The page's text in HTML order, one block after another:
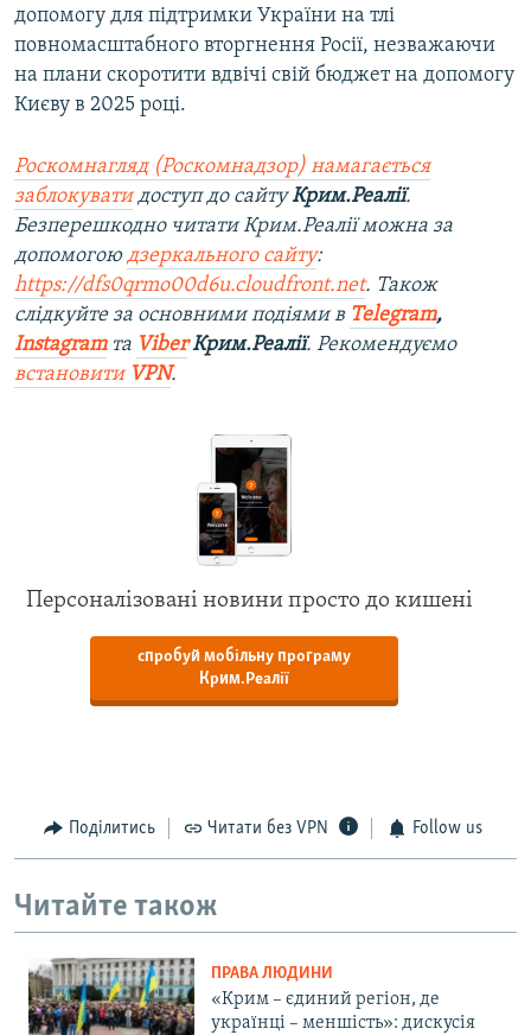
допомогу для підтримки України на тлі
повномасштабного вторгнення Росії, незважаючи
на плани скоротити вдвічі свій бюджет на допомогу
Києву в 2025 році.
Роскомнагляд (Роскомнадзор) намагається
заблокуватидоступ до сайтуКрим.Реалії.
Безперешкодно читати Крим.Реалії можна за
допомогою дзеркального сайту:
https://dfs0qrmo00d6u.cloudfront.net. Також
слідкуйте за основними подіями в Telegram,
Instagramта ViberКрим.Реалії. Рекомендуємо
встановити VPN.
Персоналізовані новини просто до кишені
спробуй мобільну програму
Крим.Реалії
Поділитись Читати без VPN Follow us
Читайте також
ПРАВА ЛЮДИНИ
«Крим – єдиний регіон, де
українці – меншість»: дискусія